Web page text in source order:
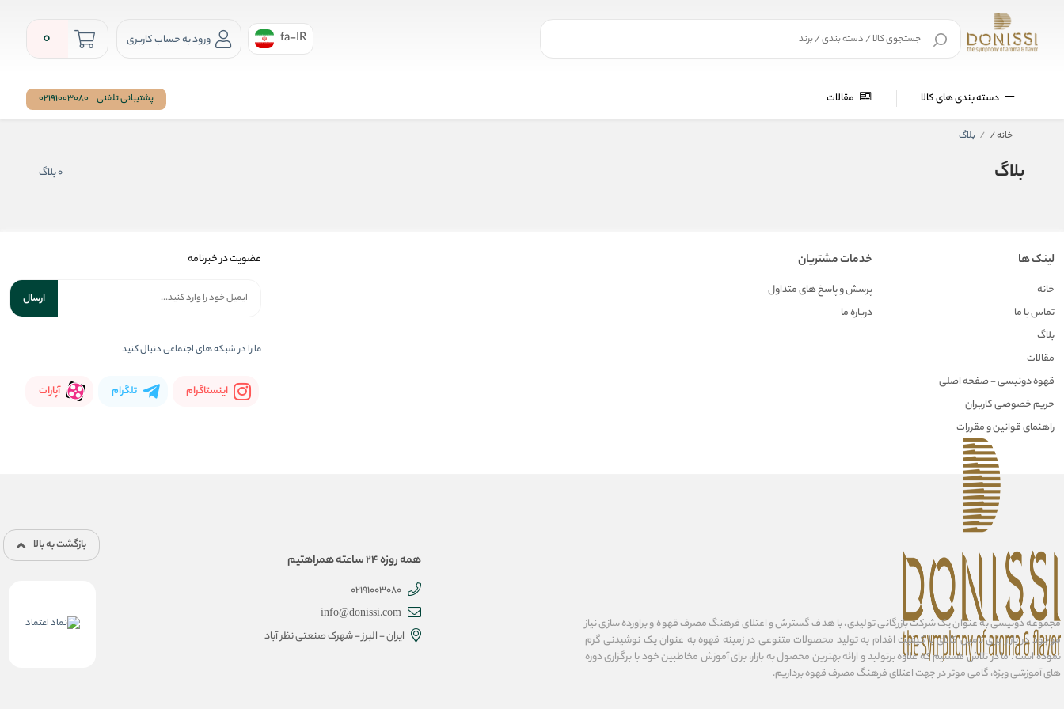
fa-IR ورود به حساب کاربری 0
دسته بندی های کالا مقالات پشتیبانی تلفنی 02191003080
خانه/ بلاگ
بلاگ 0 بلاگ
لینک ها
خانه
تماس با ما
بلاگ
مقالات
قهوه دونیسی - صفحه اصلی
حریم خصوصی کاربران
راهنمای قوانین و مقررات
خدمات مشتریان
پرسش و پاسخ های متداول
درباره ما
عضویت در خبرنامه
ارسال
ما را در شبکه های اجتماعی دنبال کنید
اینستاگرام تلگرام آپارات
مجموعه دونیسی به عنوان یک شرکت بازرگانی تولیدی، با هدف گسترش و اعتلای فرهنگ مصرف قهوه و براورده سازی نیاز
موجود در بازار برای تامین کالای با کیفیت اقدام به تولید محصولات متنوعی در زمینه قهوه به عنوان یک نوشیدنی گرم
نموده است . ما در تلاش هستیم که علاوه برتولید و ارائه بهترین محصول به بازار، برای آموزش مخاطبین خود با برگزاری دوره
های آموزشی ویژه، گامی موثر در جهت اعتلای فرهنگ مصرف قهوه برداریم.
همه روزه 24 ساعته همراهتیم
02191003080
info@donissi.com
ایران - البرز - شهرک صنعتی نظر آباد
بازگشت به بالا